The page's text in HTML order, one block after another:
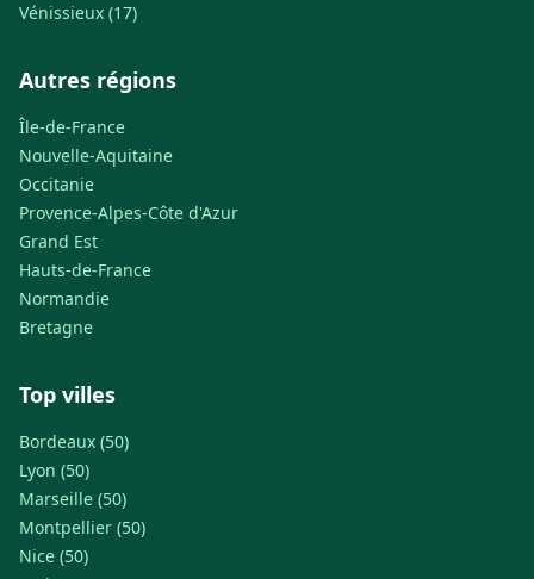
Vénissieux (17)
Autres régions
Île-de-France
Nouvelle-Aquitaine
Occitanie
Provence-Alpes-Côte d'Azur
Grand Est
Hauts-de-France
Normandie
Bretagne
Top villes
Bordeaux (50)
Lyon (50)
Marseille (50)
Montpellier (50)
Nice (50)